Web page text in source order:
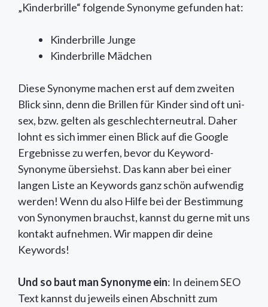
„Kinderbrille“ folgende Synonyme gefunden hat:
Kinderbrille Junge
Kinderbrille Mädchen
Diese Synonyme machen erst auf dem zweiten
Blick sinn, denn die Brillen für Kinder sind oft uni-
sex, bzw. gelten als geschlechterneutral. Daher
lohnt es sich immer einen Blick auf die Google
Ergebnisse zu werfen, bevor du Keyword-
Synonyme übersiehst. Das kann aber bei einer
langen Liste an Keywords ganz schön aufwendig
werden! Wenn du also Hilfe bei der Bestimmung
von Synonymen brauchst, kannst du gerne mit uns
kontakt aufnehmen. Wir mappen dir deine
Keywords!
Und so baut man Synonyme ein: In deinem SEO
Text kannst du jeweils einen Abschnitt zum